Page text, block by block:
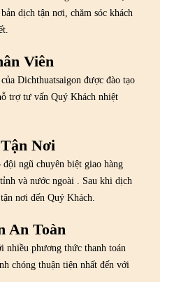
dịch tận nơi, chăm sóc khách
Viên
Dichthuatsaigon được đào tạo
trợ tư vấn Quý Khách nhiệt
Nơi
đội ngũ chuyên biệt giao hàng
và nước ngoài . Sau khi dịch
nơi đến Quý Khách.
An Toàn
nhiều phương thức thanh toán
chóng thuận tiện nhất đến với